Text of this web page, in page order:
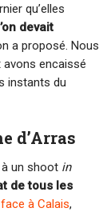
qu’elles
devait
a proposé. Nous
avons encaissé
instants du
d’Arras
à un shoot in
de tous les
à Calais,